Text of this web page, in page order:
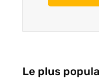
Le plus